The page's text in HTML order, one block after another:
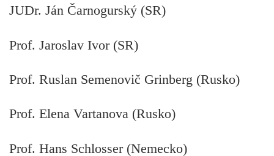
JUDr. Ján Čarnogurský (SR)
Prof. Jaroslav Ivor (SR)
Prof. Ruslan Semenovič Grinberg (Rusko)
Prof. Elena Vartanova (Rusko)
Prof. Hans Schlosser (Nemecko)